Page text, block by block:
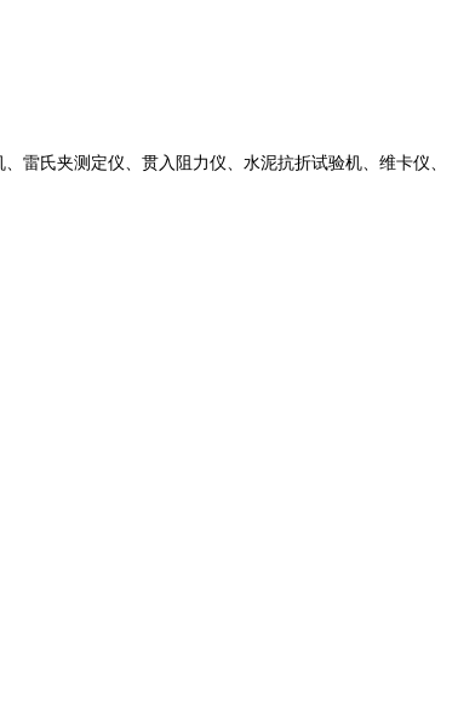
雷氏夹测定仪、贯入阻力仪、水泥抗折试验机、维卡仪、